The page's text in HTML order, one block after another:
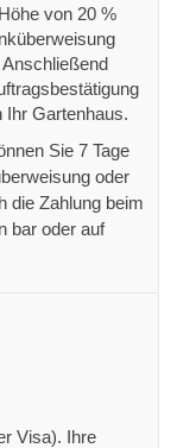
von 20 %
Ihr Gartenhaus.
Sie 7 Tage
oder
die Zahlung beim
bar oder auf
Visa). Ihre